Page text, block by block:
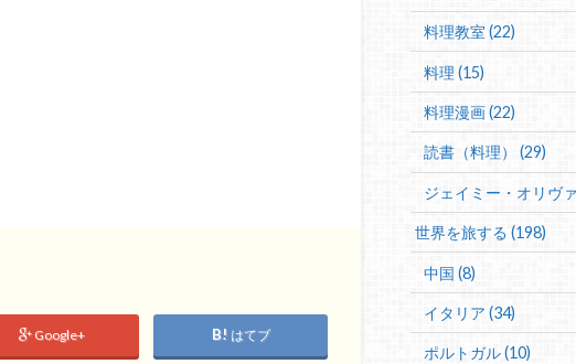
Google+ はてブ
料理教室 (22)
料理 (15)
料理漫画 (22)
読書（料理） (29)
ジェイミー・オリヴ
世界を旅する (198)
中国 (8)
イタリア (34)
ポルトガル (10)